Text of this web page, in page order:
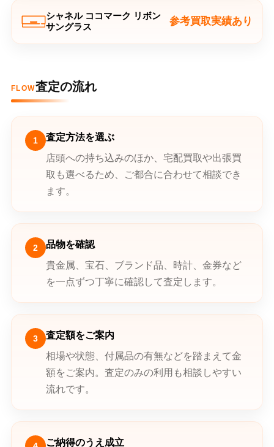
シャネル ココマーク リボン
サングラス
参考買取実績あり
FLOW査定の流れ
1
査定方法を選ぶ
店頭への持ち込みのほか、宅配買取や出張買
取も選べるため、ご都合に合わせて相談でき
ます。
2
品物を確認
貴金属、宝石、ブランド品、時計、金券など
を一点ずつ丁寧に確認して査定します。
3
査定額をご案内
相場や状態、付属品の有無などを踏まえて金
額をご案内。査定のみの利用も相談しやすい
流れです。
ご納得のうえ成立